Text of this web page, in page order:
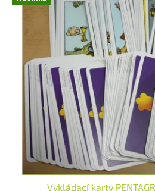
Vykládací karty